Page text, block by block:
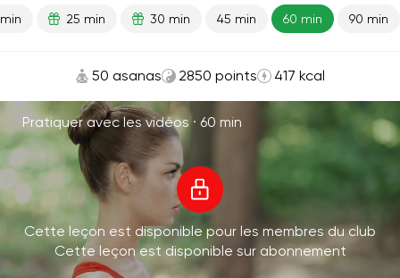
25 min 30 min 45 min 60 min 90 min
50 asanas 2850 points 417 kcal
Pratiquer avec les vidéos · 60 min
Cette leçon est disponible pour les membres du club
Cette leçon est disponible sur abonnement